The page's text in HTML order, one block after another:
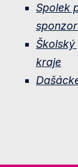
Spolek
kraje